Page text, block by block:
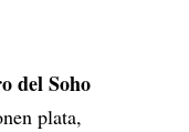
del Soho
plata,